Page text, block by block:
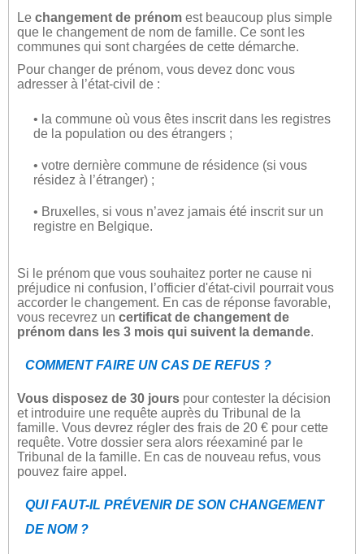
Le changement de prénom est beaucoup plus simple
que le changement de nom de famille. Ce sont les
communes qui sont chargées de cette démarche.
Pour changer de prénom, vous devez donc vous
adresser à l’état-civil de :
• la commune où vous êtes inscrit dans les registres
de la population ou des étrangers ;
• votre dernière commune de résidence (si vous
résidez à l’étranger) ;
• Bruxelles, si vous n’avez jamais été inscrit sur un
registre en Belgique.
Si le prénom que vous souhaitez porter ne cause ni
préjudice ni confusion, l’officier d'état-civil pourrait vous
accorder le changement. En cas de réponse favorable,
vous recevrez un certificat de changement de
prénom dans les 3 mois qui suivent la demande.
COMMENT FAIRE UN CAS DE REFUS ?
Vous disposez de 30 jours pour contester la décision
et introduire une requête auprès du Tribunal de la
famille. Vous devrez régler des frais de 20 € pour cette
requête. Votre dossier sera alors réexaminé par le
Tribunal de la famille. En cas de nouveau refus, vous
pouvez faire appel.
QUI FAUT-IL PRÉVENIR DE SON CHANGEMENT
DE NOM ?